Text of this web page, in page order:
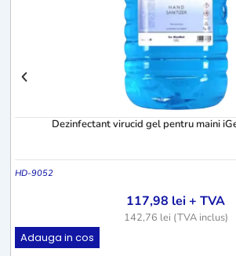
Dezinfectant virucid gel pentru maini
HD-9052
117,98 lei+ TVA
142,76 lei (TVA inclus)
Adauga in cos